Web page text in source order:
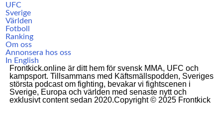
UFC
Sverige
Världen
Fotboll
Ranking
Om oss
Annonsera hos oss
In English
Frontkick.online är ditt hem för svensk MMA, UFC och
kampsport. Tillsammans med Käftsmällspodden, Sveriges
största podcast om fighting, bevakar vi fightscenen i
Sverige, Europa och världen med senaste nytt och
exklusivt content sedan 2020.Copyright © 2025 Frontkick